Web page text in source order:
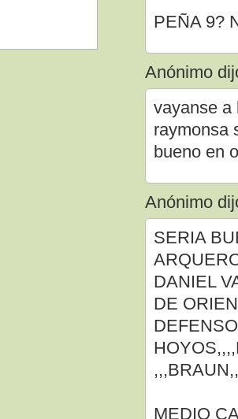
PEÑA 9?
Anónimo
vayanse a
raymonsa
bueno en
Anónimo
SERIA
DANIEL
DE
MEDIO